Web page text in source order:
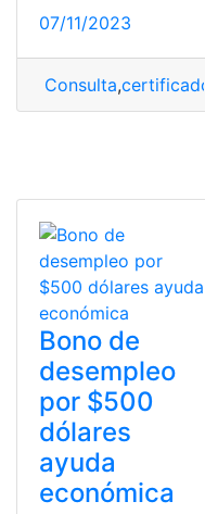
07/11/2023
Consulta,certificado
Bono de
desempleo
por $500
dólares
ayuda
económica